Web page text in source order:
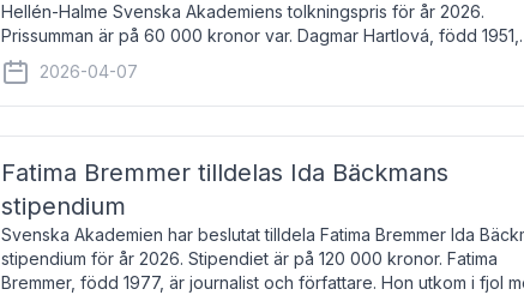
Hellén-Halme Svenska Akademiens tolkningspris för år 2026.
Prissumman är på 60 000 kronor var. Dagmar Hartlová, född 1951,
översätter huvudsakligen från svenska till tjeckiska
2026-04-07
Fatima Bremmer tilldelas Ida Bäckmans
stipendium
Svenska Akademien har beslutat tilldela Fatima Bremmer Ida
stipendium för år 2026. Stipendiet är på 120 000 kronor. Fatima
Bremmer, född 1977, är journalist och författare. Hon utkom i fjol